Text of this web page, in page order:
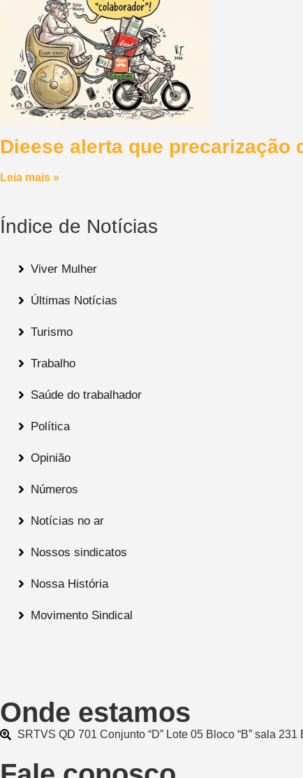
Dieese alerta que
Leia mais »
Índice de Notícias
Viver Mulher
Últimas Notícias
Turismo
Trabalho
Saúde do trabalhador
Política
Opinião
Números
Notícias no ar
Nossos sindicatos
Nossa História
Movimento Sindical
Onde estamos
SRTVS QD 701 Conjunto “D” Lote 05 Bloco “B” sala